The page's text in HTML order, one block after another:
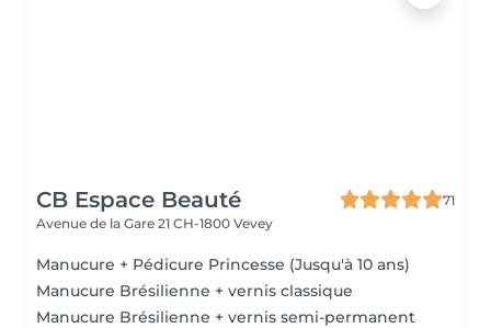
CB Espace Beauté
71
Avenue de la Gare 21 CH-1800 Vevey
Manucure + Pédicure Princesse (Jusqu'à 10 ans)
Manucure Brésilienne + vernis classique
Manucure Brésilienne + vernis semi-permanent